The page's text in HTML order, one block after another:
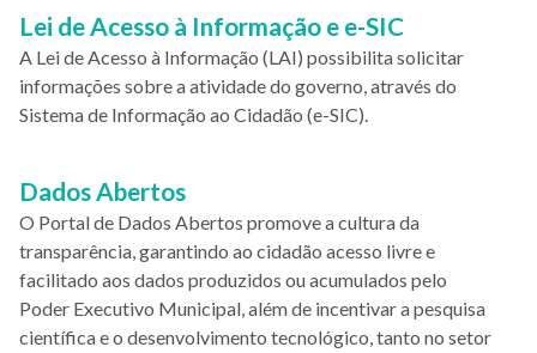
Lei de Acesso à Informação e e-SIC
A Lei de Acesso à Informação (LAI) possibilita solicitar
informações sobre a atividade do governo, através do
Sistema de Informação ao Cidadão (e-SIC).
Dados Abertos
O Portal de Dados Abertos promove a cultura da
transparência, garantindo ao cidadão acesso livre e
facilitado aos dados produzidos ou acumulados pelo
Poder Executivo Municipal, além de incentivar a pesquisa
científica e o desenvolvimento tecnológico, tanto no setor